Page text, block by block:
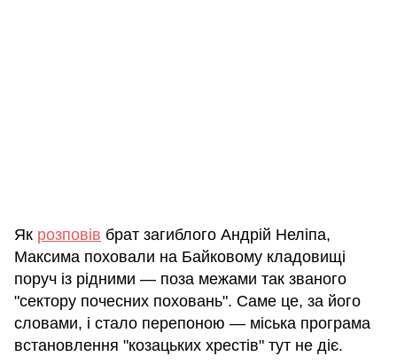
Як розповів брат загиблого Андрій Неліпа,
Максима поховали на Байковому кладовищі
поруч із рідними — поза межами так званого
"сектору почесних поховань". Саме це, за його
словами, і стало перепоною — міська програма
встановлення "козацьких хрестів" тут не діє.